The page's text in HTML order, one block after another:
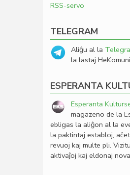
RSS-servo
TELEGRAM
Aliĝu al la
la lastaj
ESPERANTA
Esperanta
magazeno de la
ebligas la aliĝon al la
la paktintaj establoj,
revuoj kaj multe pli.
aktivaĵoj kaj eldonaj